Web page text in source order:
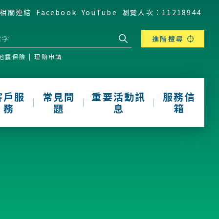
相關連結 Facebook YouTube 瀏覽人次：11218944
進階搜尋
震保險 理賠申請
戶服
務
常見問
題
重要活動訊
息
服務信
箱